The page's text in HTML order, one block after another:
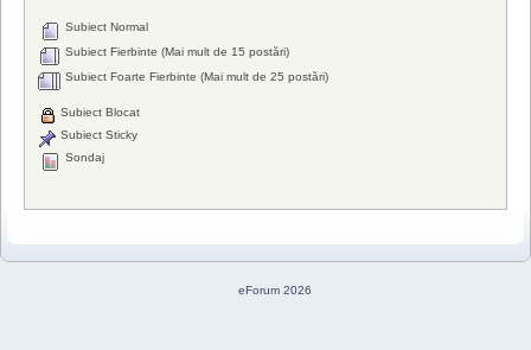
Subiect Normal
Subiect Fierbinte (Mai mult de 15 postări)
Subiect Foarte Fierbinte (Mai mult de 25 postări)
Subiect Blocat
Subiect Sticky
Sondaj
eForum 2026